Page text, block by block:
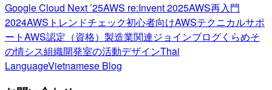
Google Cloud Next ’25AWS re:Invent 2025AWS再入門
2024AWSトレンドチェック初心者向けAWSテクニカルサポ
ートAWS認定（資格） 製造業関連ジョインブログくらめそ
の情シス組織開発室の活動デザインThai
LanguageVietnamese Blog